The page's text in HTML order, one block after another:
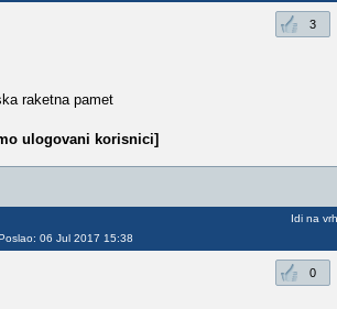
3
raketna pamet
ulogovani korisnici]
06 Jul 2017 15:38
Idi na vrh
0